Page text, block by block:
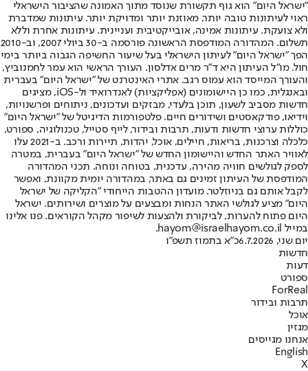
"ישראל היום" הוא גוף תקשורת שנוסד מתוך האמונה שהציבור הישראלי
ראוי לעיתונות טובה יותר, מאוזנת יותר ומדויקת יותר. עיתונות שמדברת
ולא צועקת. עיתונות אמינה, אובייקטיבית ועניינית. עיתונות אחרת וללא
תשלום. המהדורה המודפסת הראשונה פורסמה ב-30 ביולי 2007, וב-2010
הפך "ישראל היום" לעיתון הישראלי בעל שיעור החשיפה הגבוה ביותר בימי
חול. מו"ל העיתון היא ד"ר מרים אדלסון. העורך הראשי הוא עמר לחמנוביץ,
והעורך המייסד הוא עמוס רגב. אתרי האינטרנט של "ישראל היום" בעברית
ובאנגלית, כמו כן היישומונים (אפליקציות) לאנדרואיד ול-iOS, מציגים
חדשות מסביב לשעון, תוכן בלעדי, מבזקים ועדכונים, ניתוחים ופרשנויות,
וידיאו, פודקאסטים ושידורים חיים. פלטפורמות הדיגיטל של "ישראל היום"
כוללות ערוצי חדשות ודעות, תרבות ובידור, לייף סטייל, טכנולוגיה, ספורט,
כלכלה וצרכנות, בריאות, חיילים, אוכל, יהדות, תיירות ורכב. ב-2021 עלו
לאוויר האתר החדש והיישומון החדש של "ישראל היום" בעברית, במטרה
לספק לגולשים חוויה מהירה, עדכנית, בטוחה ונוחה. תכני המהדורה
המודפסת של העיתון זמינים גם באתר, במהדורה יומית מקוונת, ואפשר
לקבל אותם גם בניוזלטר. מועדון ההטבות הייחודי "הקליקה של ישראל
היום" מציע לגולשי האתר הנחות ומבצעים על מוצרים ושירותים. ישראל
היום פתוח להערות, לביקורת ולהצעות לשיפור מקהל הקוראים. פנו אלינו
במייל hayom@israelhayom.co.il.
יום שני, 6.7.2026
כ"א בתמוז תשפ"ו
חדשות
דעות
ספורט
ForReal
תרבות ובידור
אוכל
מגזין
אנחנו מגייסים
English
X